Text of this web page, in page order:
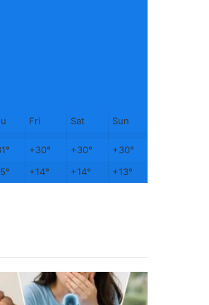
Fri Sat Sun
+30° +30° +30°
+14° +14° +13°